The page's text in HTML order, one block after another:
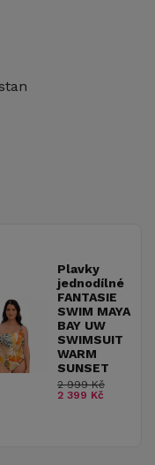
Plavky
jednodílné
FANTASIE
SWIM MAYA
BAY UW
SWIMSUIT
WARM
SUNSET
2 999 Kč
2 399 Kč